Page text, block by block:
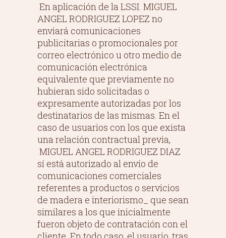
En aplicación de la LSSI. MIGUEL
ANGEL RODRIGUEZ LOPEZ no
enviará comunicaciones
publicitarias o promocionales por
correo electrónico u otro medio de
comunicación electrónica
equivalente que previamente no
hubieran sido solicitadas o
expresamente autorizadas por los
destinatarios de las mismas. En el
caso de usuarios con los que exista
una relación contractual previa,
MIGUEL ANGEL RODRIGUEZ DIAZ
sí está autorizado al envío de
comunicaciones comerciales
referentes a productos o servicios
de madera e interiorismo_ que sean
similares a los que inicialmente
fueron objeto de contratación con el